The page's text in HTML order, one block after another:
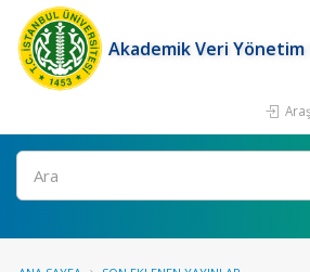
Akademik Veri Yönetim
Ara